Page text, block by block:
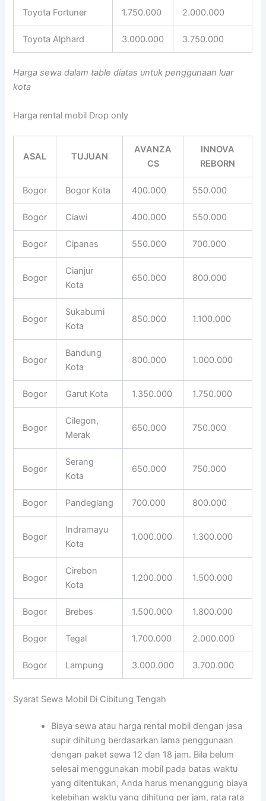
Toyota Fortuner 1.750.000 2.000.000
Toyota Alphard 3.000.000 3.750.000
Harga sewa dalam table diatas untuk penggunaan luar
kota
Harga rental mobil Drop only
ASAL TUJUAN
AVANZA
CS
INNOVA
REBORN
Bogor Bogor Kota 400.000 550.000
Bogor Ciawi 400.000 550.000
Bogor Cipanas 550.000 700.000
Bogor
Cianjur
Kota
650.000 800.000
Bogor
Sukabumi
Kota
850.000 1.100.000
Bogor
Bandung
Kota
800.000 1.000.000
Bogor Garut Kota 1.350.000 1.750.000
Bogor
Cilegon,
Merak
650.000 750.000
Bogor
Serang
Kota
650.000 750.000
Bogor Pandeglang 700.000 800.000
Bogor
Indramayu
Kota
1.000.000 1.300.000
Bogor
Cirebon
Kota
1.200.000 1.500.000
Bogor Brebes 1.500.000 1.800.000
Bogor Tegal 1.700.000 2.000.000
Bogor Lampung 3.000.000 3.700.000
Syarat Sewa Mobil Di Cibitung Tengah
Biaya sewa atau harga rental mobil dengan jasa
supir dihitung berdasarkan lama penggunaan
dengan paket sewa 12 dan 18 jam. Bila belum
selesai menggunakan mobil pada batas waktu
yang ditentukan, Anda harus menanggung biaya
kelebihan waktu yang dihitung per jam, rata rata